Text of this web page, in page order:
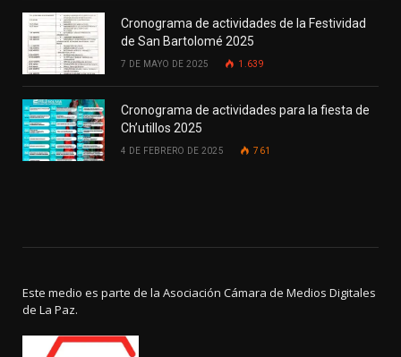
Cronograma de actividades de la Festividad
de San Bartolomé 2025
7 DE MAYO DE 2025 1.639
Cronograma de actividades para la fiesta de
Ch’utillos 2025
4 DE FEBRERO DE 2025 761
Este medio es parte de la Asociación Cámara de Medios Digitales
de La Paz.